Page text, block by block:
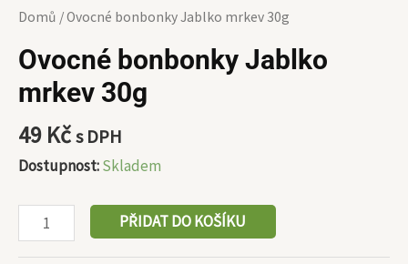
Domů / Ovocné bonbonky Jablko mrkev 30g
Ovocné bonbonky Jablko
mrkev 30g
49 Kčs DPH
Dostupnost:Skladem
PŘIDAT DO KOŠÍKU